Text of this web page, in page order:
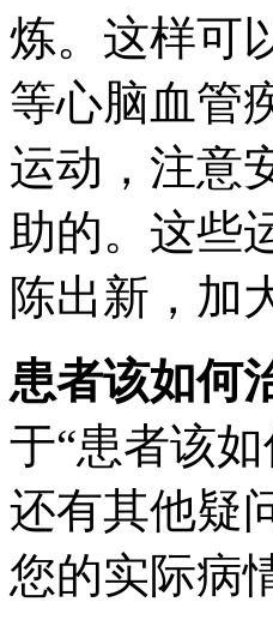
炼。这样可
等心脑血管
运动，注意
助的。这些
陈出新，加
患者该如何
于“患者该
还有其他疑
您的实际病